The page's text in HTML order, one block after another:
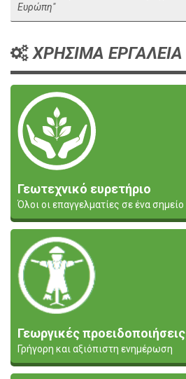
Ευρώπη"
ΧΡΗΣΙΜΑ ΕΡΓΑΛΕΙΑ
Γεωτεχνικό ευρετήριο
Όλοι οι επαγγελματίες σε ένα σημείο
Γεωργικές προειδοποιήσεις
Γρήγορη και αξιόπιστη ενημέρωση